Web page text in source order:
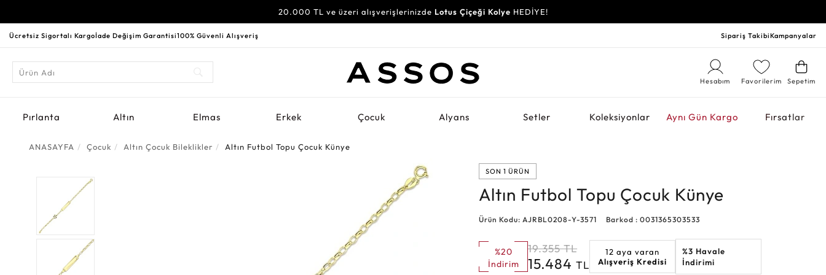
20.000 TL ve üzeri alışverişlerinizde Lotus Çiçeği Kolye HEDİYE!
30.000 TL ve üzeri alışverişlerinizdeSu Yolu BileklikHEDİYE!
Ücretsiz Sigortalı Kargoİade Değişim Garantisi100% Güvenli Alışveriş Sipariş TakibiKampanyalar
Sepetim
Favorilerim
Hesabım
Pırlanta Altın Elmas Erkek Çocuk Alyans Setler Koleksiyonlar Aynı Gün Kargo Fırsatlar
ANASAYFA Çocuk Altın Çocuk Bileklikler Altın Futbol Topu Çocuk Künye
SON 1 ÜRÜN
Altın Futbol Topu Çocuk Künye
Ürün Kodu: AJRBL0208-Y-3571 Barkod : 0031365303533
%20
İndirim
19.355 TL
15.484TL
12 aya varan
Alışveriş Kredisi
%3 Havale
İndirimi